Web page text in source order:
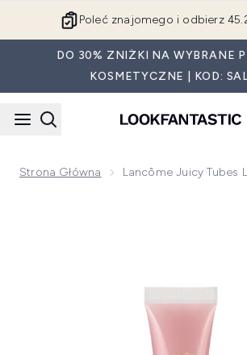
Poleć znajomego i odbierz
DO 30% ZNIŻKI NA WYBRANE
KOSMETYCZNE | KOD:
Strona Główna Lancôme Juicy Tubes